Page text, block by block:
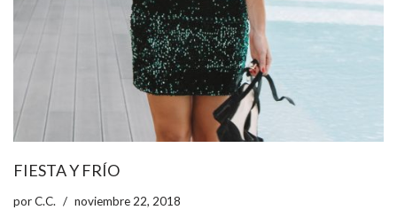
FIESTA Y FRÍO
porC.C. noviembre 22, 2018